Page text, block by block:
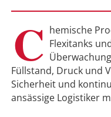
C hemische
Flexitanks
Füllstand, Druck und
Sicherheit und
ansässige Logistiker